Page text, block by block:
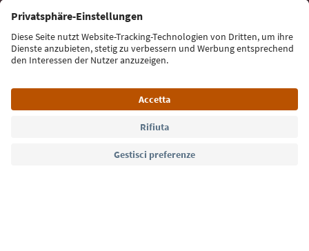
Iscriviti alla newsletter